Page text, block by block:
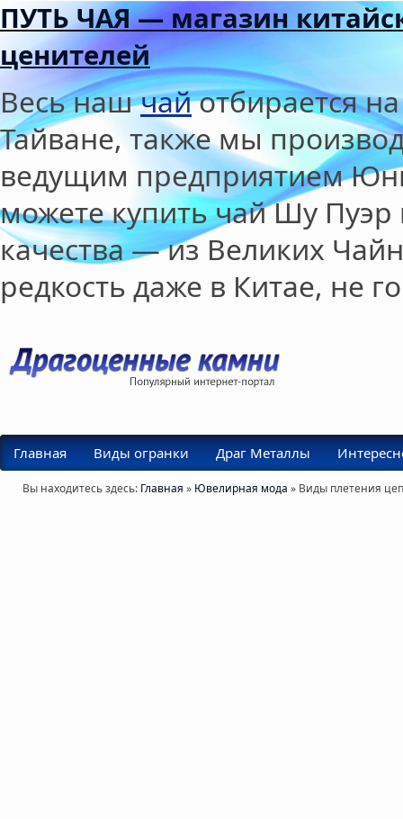
ПУТЬ ЧАЯ — магазин
ценителей
Весь нашчайотбирается
Тайване, также мы
ведущим предприятием
можете купить чай Шу
качества — из Великих
редкость даже в Китае, не
Главная Виды огранки Драг Металлы
Вы находитесь здесь: Главная » Ювелирная мода » Виды плетения